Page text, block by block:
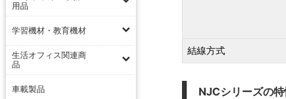
用品
学習機材・教育機材
生活オフィス関連商
品
車載製品
結線方式
NJCシリーズの